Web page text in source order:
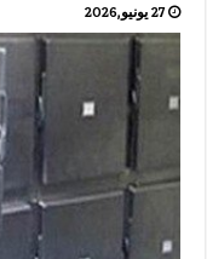
27 يونيو,2026